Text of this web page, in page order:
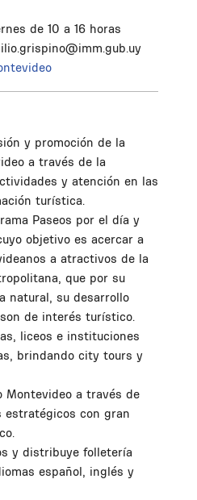
de 10 a 16 horas
y promoción de la
a través de la
y atención en las
turística.
Paseos por el día y
objetivo es acercar a
a atractivos de la
que por su
natural, su desarrollo
de interés turístico.
liceos e instituciones
brindando city tours y
Montevideo a través de
estratégicos con gran
y distribuye folletería
español, inglés y